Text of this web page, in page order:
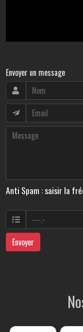
Envoyer un message
Anti Spam : saisir la
Envoyer